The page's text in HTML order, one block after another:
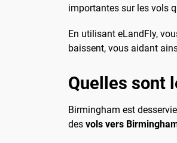
importantes sur les vols
En utilisant eLandFly,
baissent, vous aidant
Quelles sont
Birmingham est
des vols vers